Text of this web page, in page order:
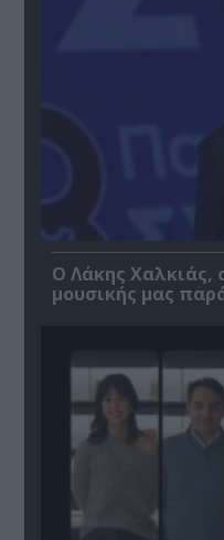
Ο Λάκης Χαλκιάς,
μουσικής μας